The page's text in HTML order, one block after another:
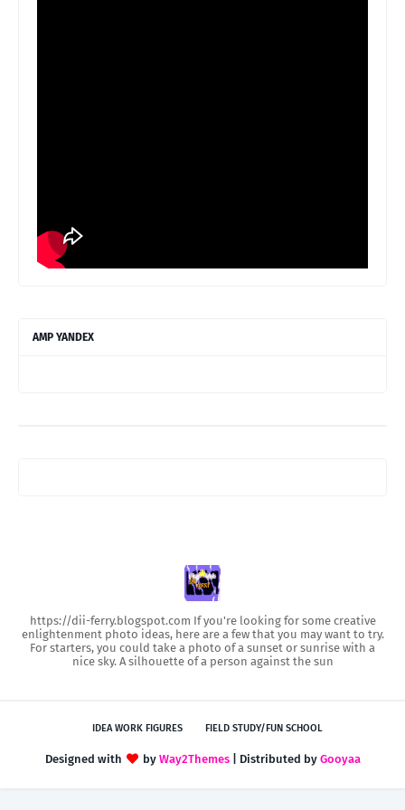
AMP YANDEX
https://dii-ferry.blogspot.com If you're looking for some creative
enlightenment photo ideas, here are a few that you may want to try.
For starters, you could take a photo of a sunset or sunrise with a
nice sky. A silhouette of a person against the sun
IDEA WORK FIGURES FIELD STUDY/FUN SCHOOL
Designed with by Way2Themes| Distributed by Gooyaa